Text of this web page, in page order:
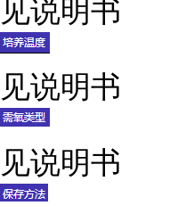
见说明书
见说明书
见说明书